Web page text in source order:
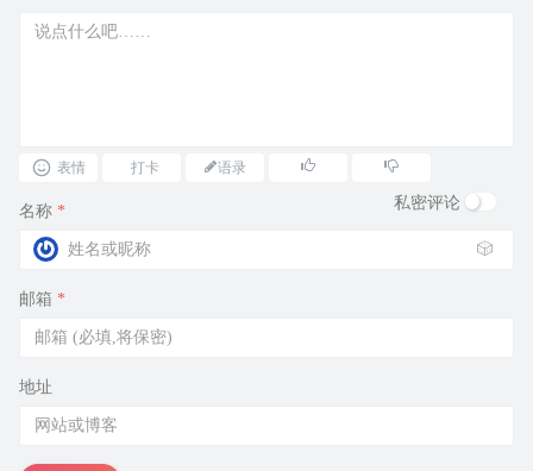
表情 打卡 语录
私密评论
名称 *
🎲
邮箱 *
地址